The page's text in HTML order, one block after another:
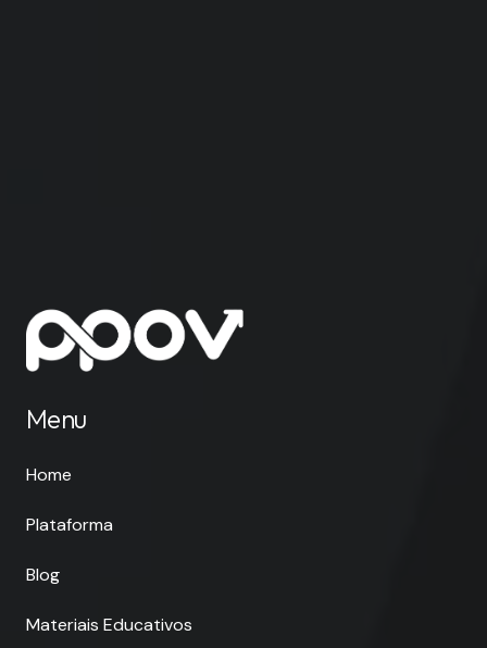
Menu
Home
Plataforma
Blog
Materiais Educativos